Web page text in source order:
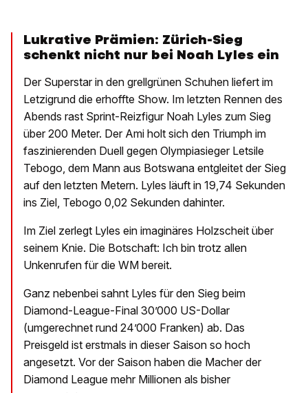
Lukrative Prämien: Zürich-Sieg
schenkt nicht nur bei Noah Lyles ein
Der Superstar in den grellgrünen Schuhen liefert im
Letzigrund die erhoffte Show. Im letzten Rennen des
Abends rast Sprint-Reizfigur Noah Lyles zum Sieg
über 200 Meter. Der Ami holt sich den Triumph im
faszinierenden Duell gegen Olympiasieger Letsile
Tebogo, dem Mann aus Botswana entgleitet der Sieg
auf den letzten Metern. Lyles läuft in 19,74 Sekunden
ins Ziel, Tebogo 0,02 Sekunden dahinter.
Im Ziel zerlegt Lyles ein imaginäres Holzscheit über
seinem Knie. Die Botschaft: Ich bin trotz allen
Unkenrufen für die WM bereit.
Ganz nebenbei sahnt Lyles für den Sieg beim
Diamond-League-Final 30’000 US-Dollar
(umgerechnet rund 24’000 Franken) ab. Das
Preisgeld ist erstmals in dieser Saison so hoch
angesetzt. Vor der Saison haben die Macher der
Diamond League mehr Millionen als bisher